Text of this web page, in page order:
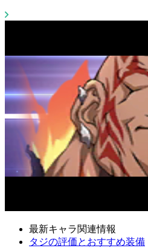
最新キャラ関連情報
タジの評価とおすすめ装備